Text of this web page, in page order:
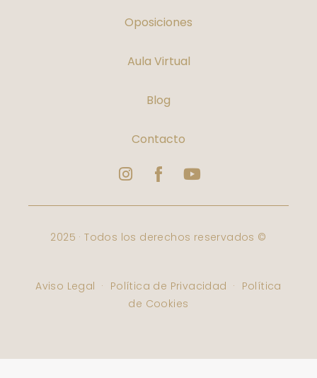
Oposiciones
Aula Virtual
Blog
Contacto
Instagram
Logo
Facebook
Youtube
2025 · Todos los derechos reservados ©
Aviso Legal · Política de Privacidad · Política
de Cookies